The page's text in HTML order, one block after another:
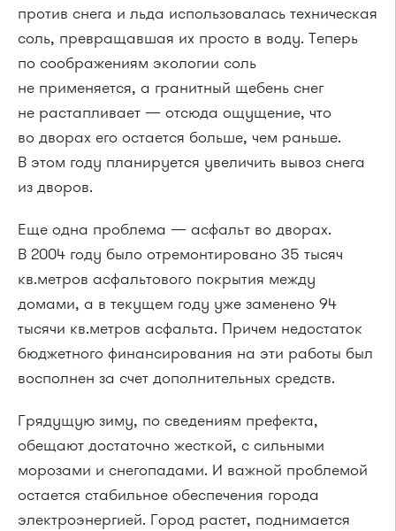
против снега и льда использовалась техническая
соль, превращавшая их просто в воду. Теперь
по соображениям экологии соль
не применяется, а гранитный щебень снег
не растапливает — отсюда ощущение, что
во дворах его остается больше, чем раньше.
В этом году планируется увеличить вывоз снега
из дворов.
Еще одна проблема — асфальт во дворах.
В 2004 году было отремонтировано 35 тысяч
кв.метров асфальтового покрытия между
домами, а в текущем году уже заменено 94
тысячи кв.метров асфальта. Причем недостаток
бюджетного финансирования на эти работы был
восполнен за счет дополнительных средств.
Грядущую зиму, по сведениям префекта,
обещают достаточно жесткой, с сильными
морозами и снегопадами. И важной проблемой
остается стабильное обеспечения города
электроэнергией. Город растет, поднимается